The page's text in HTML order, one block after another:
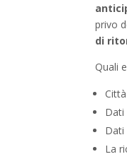
privo
di
Quali
Dati
Dati
La